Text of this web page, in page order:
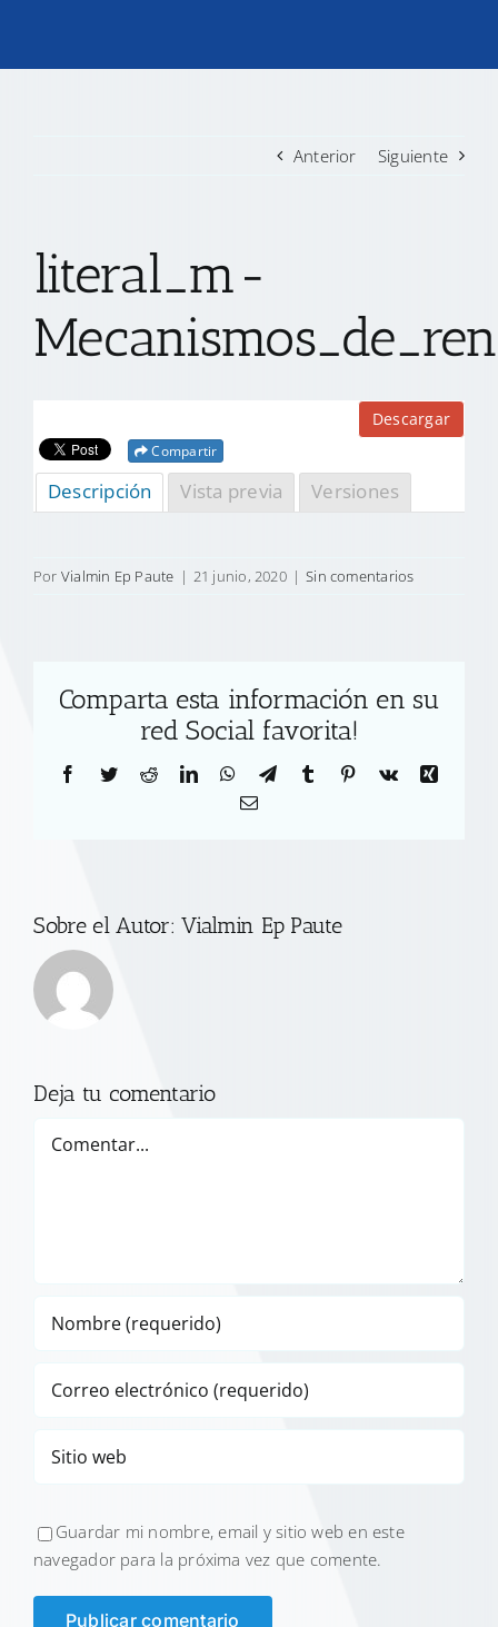
TRANSPARENCIA
CONTACTO
Anterior Siguiente
literal_m-
Descargar
Compartir
Descripción Vista previa Versiones
Por Vialmin Ep Paute | 21 junio, 2020 | Sin comentarios
Comparta esta información en su
red Social favorita!
Facebook
TwitterRedditLinkedInWhatsApp
TelegramTumblr Pinterest
Vk
Xing
Correo
Sobre el Autor:Vialmin Ep Paute
Deja tu comentario
Guardar mi nombre, email y sitio web en este
navegador para la próxima vez que comente.